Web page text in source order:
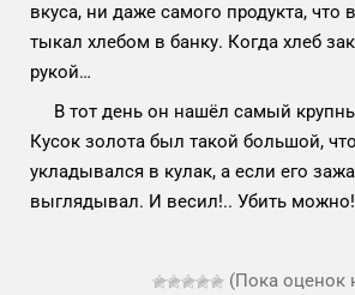
вкуса, ни даже самого продукта, что
тыкал хлебом в банку. Когда хлеб
рукой…
В тот день он нашёл самый
Кусок золота был такой большой,
укладывался в кулак, а если его
выглядывал. И весил!.. Убить можно!
(Пока оценок